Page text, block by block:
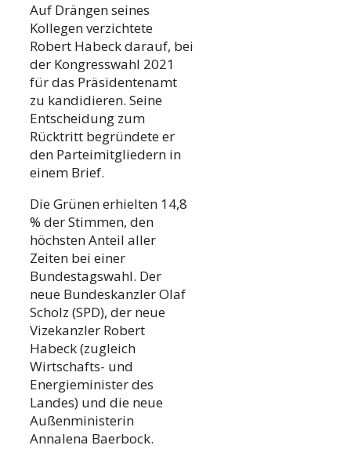
Auf Drängen seines
Kollegen verzichtete
Robert Habeck darauf, bei
der Kongresswahl 2021
für das Präsidentenamt
zu kandidieren. Seine
Entscheidung zum
Rücktritt begründete er
den Parteimitgliedern in
einem Brief.
Die Grünen erhielten 14,8
% der Stimmen, den
höchsten Anteil aller
Zeiten bei einer
Bundestagswahl. Der
neue Bundeskanzler Olaf
Scholz (SPD), der neue
Vizekanzler Robert
Habeck (zugleich
Wirtschafts- und
Energieminister des
Landes) und die neue
Außenministerin
Annalena Baerbock.